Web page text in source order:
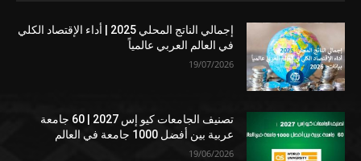
إجمالي الناتج المحلي 2025 | أداء الإقتصاد الكلي
في العالم العربي عالمياً
19/07/2026
تصنيف الجامعات كيو إس 2027 | 60 جامعة
عربية بين أفضل 1000 جامعة في العالم
19/06/2026